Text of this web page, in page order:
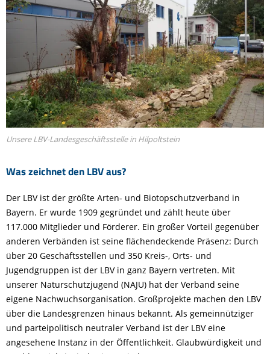
Was zeichnet den LBV aus?
Unsere LBV-Landesgeschäftsstelle in Hilpoltstein
Der LBV ist der größte Arten- und Biotopschutzverband in
Bayern. Er wurde 1909 gegründet und zählt heute über
117.000 Mitglieder und Förderer. Ein großer Vorteil gegenüber
anderen Verbänden ist seine flächendeckende Präsenz: Durch
über 20 Geschäftsstellen und 350 Kreis-, Orts- und
Jugendgruppen ist der LBV in ganz Bayern vertreten. Mit
unserer Naturschutzjugend (NAJU) hat der Verband seine
eigene Nachwuchsorganisation. Großprojekte machen den LBV
über die Landesgrenzen hinaus bekannt. Als gemeinnütziger
und parteipolitisch neutraler Verband ist der LBV eine
angesehene Instanz in der Öffentlichkeit. Glaubwürdigkeit und